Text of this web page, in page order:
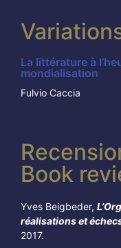
La littérature à
mondialisation
Fulvio Caccia
Book
Yves Beigbeder,
réalisations et
2017.